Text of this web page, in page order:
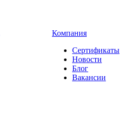
Компания
Сертификаты
Новости
Блог
Вакансии